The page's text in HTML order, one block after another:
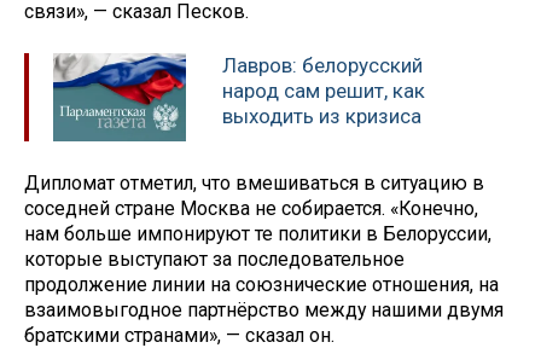
связи», — сказал Песков.
Лавров: белорусский
народ сам решит, как
выходить из кризиса
Дипломат отметил, что вмешиваться в ситуацию в
соседней стране Москва не собирается. «Конечно,
нам больше импонируют те политики в Белоруссии,
которые выступают за последовательное
продолжение линии на союзнические отношения, на
взаимовыгодное партнёрство между нашими двумя
братскими странами», — сказал он.